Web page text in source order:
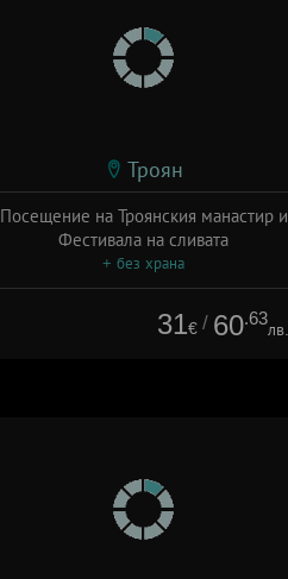
Троян
Посещение на Троянския манастир и
Фестивала на сливата
+ без храна
31€ / 60.63
лв.